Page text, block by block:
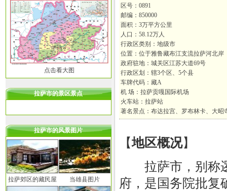
点击看大图
拉萨市的景区景点
拉萨市的风景图片
拉萨郊区的藏民屋 当雄县图片
区号：0891
邮编：850000
面积：3万平方公里
人口：58.12万人
行政区类别：地级市
位置：位于雅鲁藏布江支流拉萨河北岸
政府驻地：城关区江苏大道69号
行政区划：辖3个区、5个县
车牌代码：藏A
机 场：拉萨贡嘎国际机场
火车站：拉萨站
著名景点：布达拉宫、罗布林卡、大昭
【地区概况】
拉萨市，别称逻
府，是国务院批复